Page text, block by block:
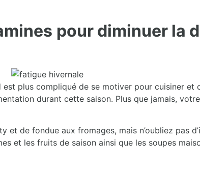
pour diminuer la
plus compliqué de se motiver pour cuisiner et
durant cette saison. Plus que jamais,
de fondue aux fromages, mais n’oubliez pas
et les fruits de saison ainsi que les soupes